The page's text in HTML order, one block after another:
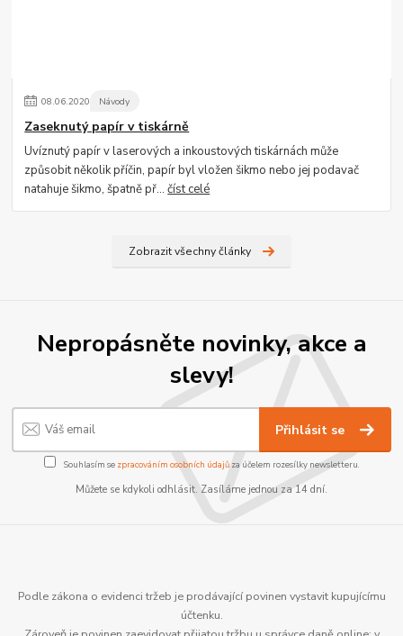
08.06.2020 Návody
Zaseknutý papír v tiskárně
Uvíznutý papír v laserových a inkoustových tiskárnách může
způsobit několik příčin, papír byl vložen šikmo nebo jej podavač
natahuje šikmo, špatně př...číst celé
Zobrazit všechny články
Nepropásněte novinky, akce a
slevy!
Přihlásit se
Souhlasím se zpracováním osobních údajůza účelem rozesílky newsletteru.
Můžete se kdykoli odhlásit. Zasíláme jednou za 14 dní.
Podle zákona o evidenci tržeb je prodávající povinen vystavit kupujícímu
účtenku.